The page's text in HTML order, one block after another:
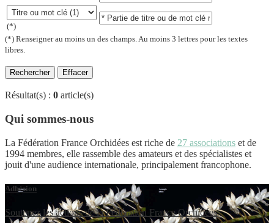
(*)
(*) Renseigner au moins un des champs. Au moins 3 lettres pour les textes
libres.
Effacer
Résultat(s) : 0 article(s)
Qui sommes-nous
La Fédération France Orchidées est riche de 27 associations et de
1994 membres, elle rassemble des amateurs et des spécialistes et
jouit d'une audience internationale, principalement francophone.
Adhésion
Soutenez les actions de la Fédération France Orchidées